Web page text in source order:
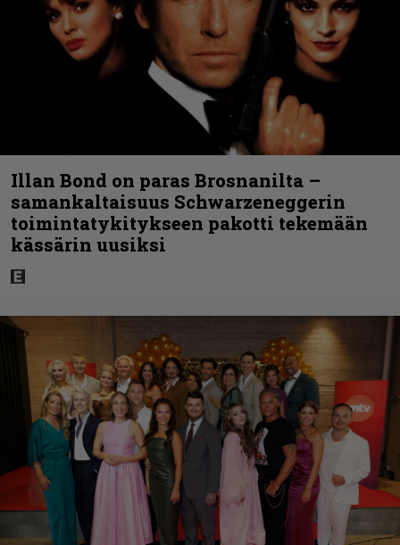
Illan Bond on paras Brosnanilta –
samankaltaisuus Schwarzeneggerin
toimintatykitykseen pakotti tekemään
kässärin uusiksi